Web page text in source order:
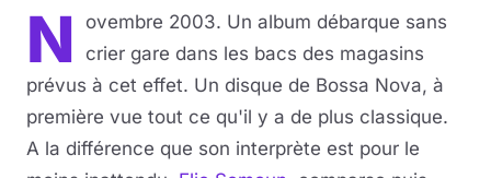
N
ovembre 2003. Un album débarque sans
crier gare dans les bacs des magasins
prévus à cet effet. Un disque de Bossa Nova, à
première vue tout ce qu'il y a de plus classique.
A la différence que son interprète est pour le